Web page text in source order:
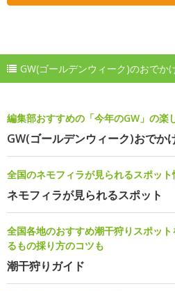
GW(ゴールデンウィーク)のおでか
編集部おすすめの「今年のGW」の楽
GW(ゴールデンウィーク)おでか
全国のネモフィラが見られるスポッ
ネモフィラが見られるスポット
全国各地のおすすめ潮干狩りスポッ
るもの採り方のコツも
潮干狩りガイド